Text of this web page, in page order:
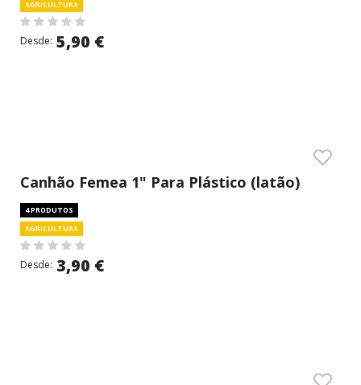
AGRICULTURA
Desde: 5,90 €
Canhão Femea 1" Para Plástico (latão)
4 PRODUTOS
AGRICULTURA
Desde: 3,90 €